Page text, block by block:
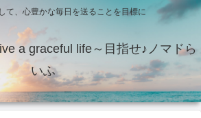
て、心豊かな毎日を送ることを目標に
a graceful life～目指せ♪ノマドら
いふ